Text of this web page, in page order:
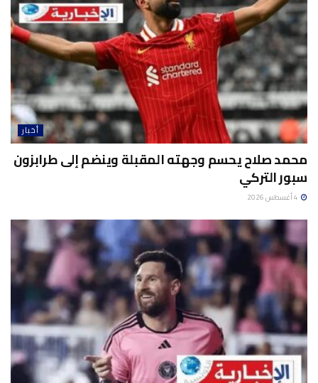
أخبار
محمد صلاح يحسم وجهته المقبلة وينضم إلى طرابزون
سبور التركي